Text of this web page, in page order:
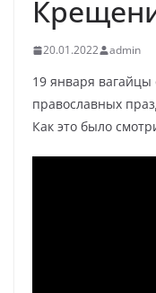
20.01.2022 admin
19 января
православных
Как это было